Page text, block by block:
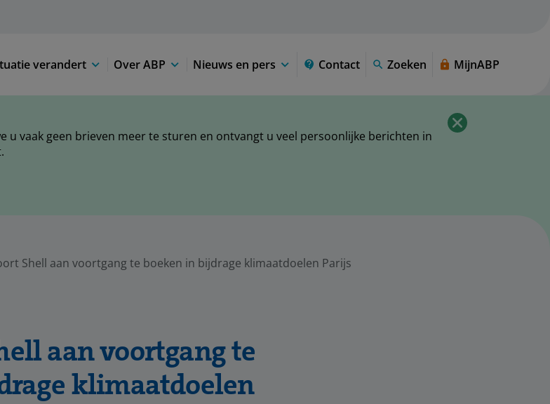
verandert Over ABP Nieuws en pers Contact Zoeken MijnABP
u vaak geen brieven meer te sturen en ontvangt u veel persoonlijke berichten in
Shell aan voortgang te boeken in bijdrage klimaatdoelen Parijs
aan voortgang te
klimaatdoelen